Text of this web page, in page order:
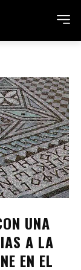
UNA
A LA
EN EL